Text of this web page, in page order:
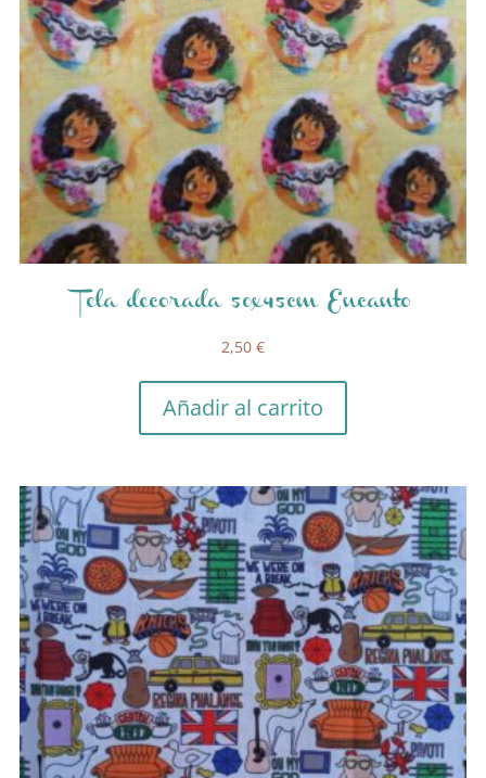
Tela decorada 50x45cm Encanto
2,50 €
Añadir al carrito